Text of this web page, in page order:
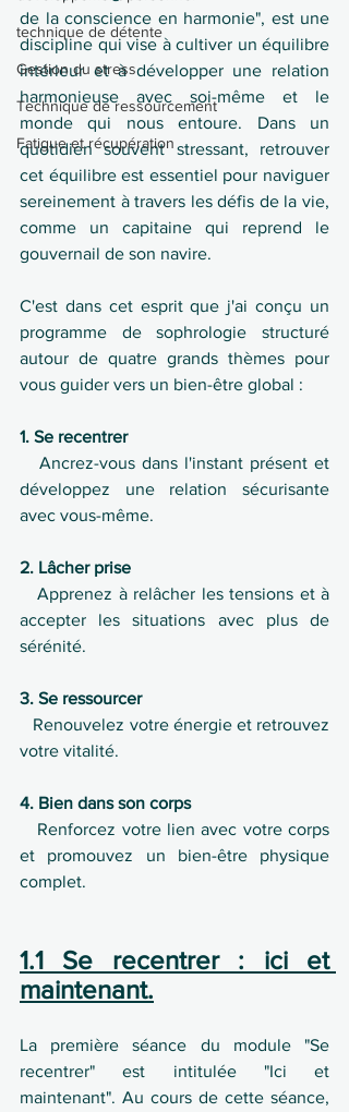
technique de détente
Gestion du stress
Technique de ressourcement
Fatigue et récupération
de la conscience en harmonie", est une
discipline qui vise à cultiver un équilibre
intérieur et à développer une relation
harmonieuse avec soi-même et le
monde qui nous entoure. Dans un
quotidien souvent stressant, retrouver
cet équilibre est essentiel pour naviguer
sereinement à travers les défis de la vie,
comme un capitaine qui reprend le
gouvernail de son navire.
C'est dans cet esprit que j'ai conçu un
programme de sophrologie structuré
autour de quatre grands thèmes pour
vous guider vers un bien-être global :
1. Se recentrer
développez une relation sécurisante
avec vous-même.
2. Lâcher prise
   Apprenez à relâcher les tensions et à
accepter les situations avec plus de
sérénité.
3. Se ressourcer
votre vitalité.
4. Bien dans son corps
et promouvez un bien-être physique
complet.
1.1 Se recentrer : ici et
maintenant.
La première séance du module "Se
recentrer" est intitulée "Ici et
maintenant". Au cours de cette séance,